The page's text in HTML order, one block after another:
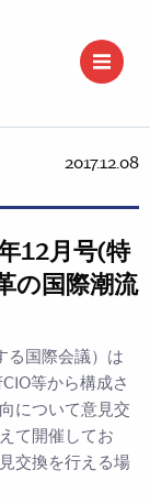
2017.12.08
12月号(特
の国際潮流
る国際会議）は
等から構成さ
について意見交
て開催してお
交換を行える場